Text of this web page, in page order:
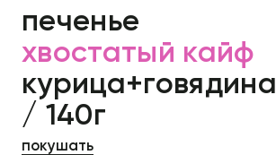
печенье
хвостатый кайф
курица+говядина
/ 140г
покушать